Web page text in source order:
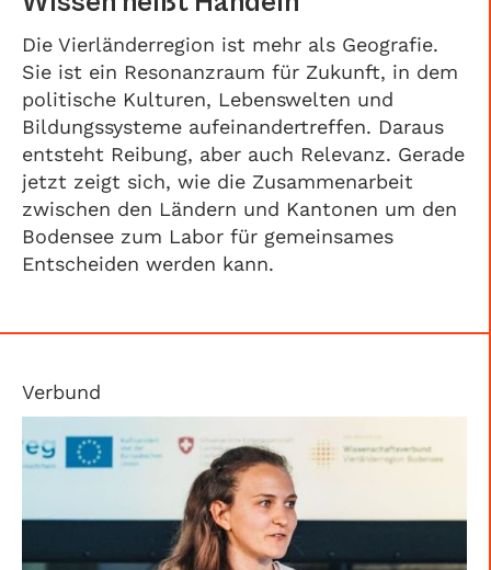
Die Vierländerregion ist mehr als Geografie.
Sie ist ein Resonanzraum für Zukunft, in dem
politische Kulturen, Lebenswelten und
Bildungssysteme aufeinandertreffen. Daraus
entsteht Reibung, aber auch Relevanz. Gerade
jetzt zeigt sich, wie die Zusammenarbeit
zwischen den Ländern und Kantonen um den
Bodensee zum Labor für gemeinsames
Entscheiden werden kann.
Verbund